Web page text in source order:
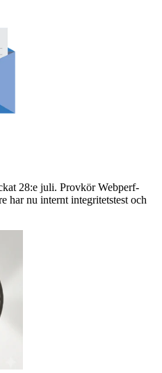
28:e juli. Provkör Webperf-
har nu internt integritetstest och